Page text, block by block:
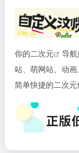
你的二次元
导
站、萌网站、动
简单快捷的二次元